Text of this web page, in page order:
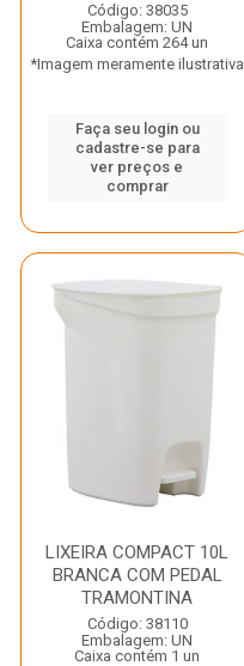
Código: 38035
Embalagem: UN
Caixa contém 264 un
*Imagem meramente ilustrativa
Faça seu login ou
cadastre-se para
ver preços e
comprar
LIXEIRA COMPACT 10L
BRANCA COM PEDAL
TRAMONTINA
Código: 38110
Embalagem: UN
Caixa contém 1 un